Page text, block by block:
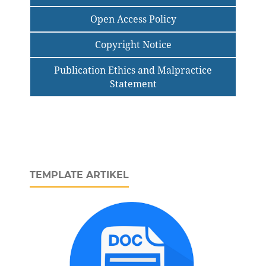
Open Access Policy
Copyright Notice
Publication Ethics and Malpractice
Statement
TEMPLATE ARTIKEL